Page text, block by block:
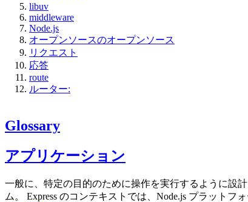
Glossary
アプリケーション
一般に、特定の目的のために操作を実行するように設
ム。 Express のコンテキストでは、Node.js プラットフ
libuv
middleware
Node.js
オープンソースのオープンソース
リクエスト
応答
route
ルーター: